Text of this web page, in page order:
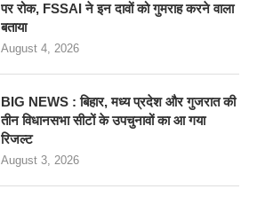
पर रोक, FSSAI ने इन दावों को गुमराह करने वाला
बताया
August 4, 2026
BIG NEWS : बिहार, मध्य प्रदेश और गुजरात की
तीन विधानसभा सीटों के उपचुनावों का आ गया
रिजल्ट
August 3, 2026